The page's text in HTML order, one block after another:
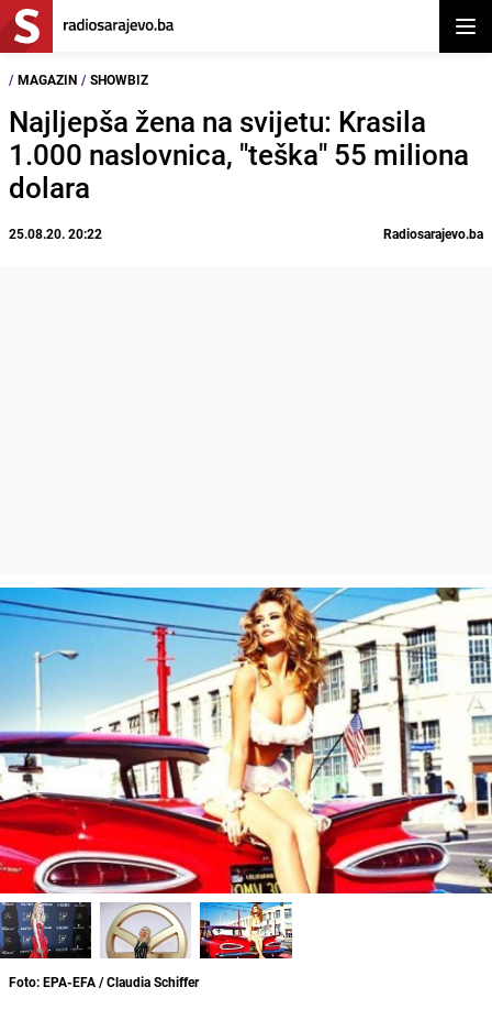
/ MAGAZIN / SHOWBIZ
Najljepša žena na svijetu: Krasila
1.000 naslovnica, "teška" 55 miliona
dolara
25.08.20. 20:22 Radiosarajevo.ba
Foto: EPA-EFA / Claudia Schiffer